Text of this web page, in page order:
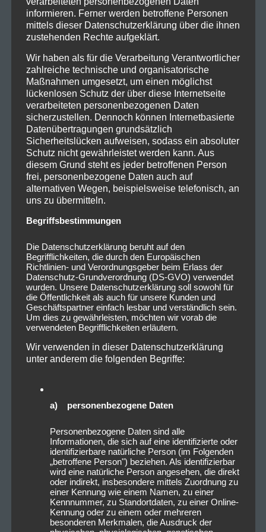
informieren. Ferner werden betroffene Personen
mittels dieser Datenschutzerklärung über die ihnen
zustehenden Rechte aufgeklärt.
Wir haben als für die Verarbeitung Verantwortlicher
zahlreiche technische und organisatorische
Maßnahmen umgesetzt, um einen möglichst
lückenlosen Schutz der über diese Internetseite
verarbeiteten personenbezogenen Daten
sicherzustellen. Dennoch können Internetbasierte
Datenübertragungen grundsätzlich
Sicherheitslücken aufweisen, sodass ein absoluter
Schutz nicht gewährleistet werden kann. Aus
diesem Grund steht es jeder betroffenen Person
frei, personenbezogene Daten auch auf
alternativen Wegen, beispielsweise telefonisch, an
uns zu übermitteln.
Begriffsbestimmungen
Die Datenschutzerklärung beruht auf den
Begrifflichkeiten, die durch den Europäischen
Richtlinien- und Verordnungsgeber beim Erlass der
Datenschutz-Grundverordnung (DS-GVO) verwendet
wurden. Unsere Datenschutzerklärung soll sowohl für
die Öffentlichkeit als auch für unsere Kunden und
Geschäftspartner einfach lesbar und verständlich sein.
Um dies zu gewährleisten, möchten wir vorab die
verwendeten Begrifflichkeiten erläutern.
Wir verwenden in dieser Datenschutzerklärung
unter anderem die folgenden Begriffe:
a) personenbezogene Daten
Personenbezogene Daten sind alle
Informationen, die sich auf eine identifizierte oder
identifizierbare natürliche Person (im Folgenden
„betroffene Person") beziehen. Als identifizierbar
wird eine natürliche Person angesehen, die direkt
oder indirekt, insbesondere mittels Zuordnung zu
einer Kennung wie einem Namen, zu einer
Kennnummer, zu Standortdaten, zu einer Online-
Kennung oder zu einem oder mehreren
besonderen Merkmalen, die Ausdruck der